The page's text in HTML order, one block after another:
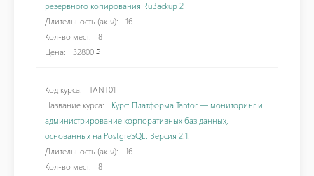
резервного копирования RuBackup 2
Длительность (ак.ч):
16
Кол-во мест:
8
Цена:
32800 ₽
Код курса:
TANT01
Название курса:
Курс: Платформа Tantor — мониторинг и
администрирование корпоративных баз данных,
основанных на PostgreSQL. Версия 2.1.
Длительность (ак.ч):
16
Кол-во мест:
8